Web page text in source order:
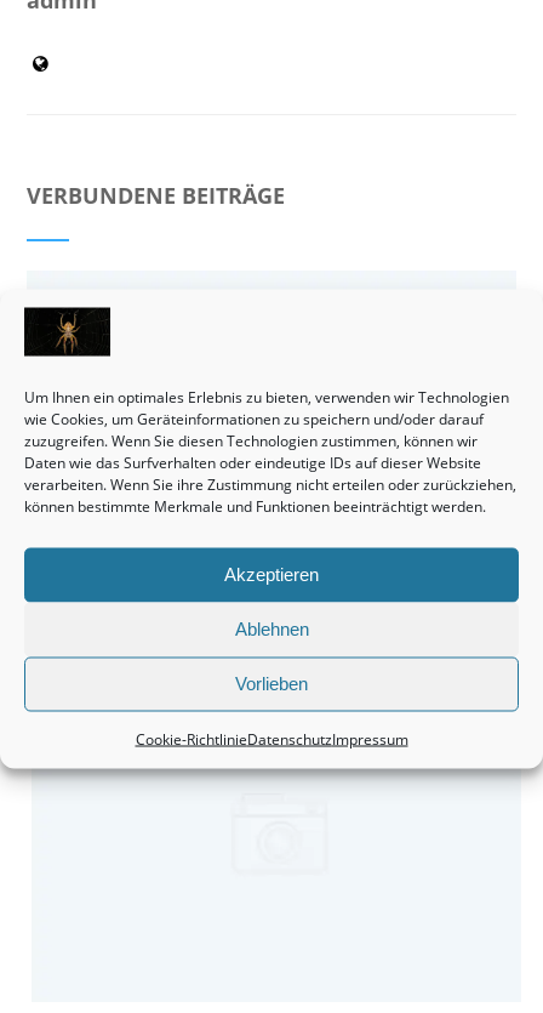
Um Ihnen ein optimales Erlebnis zu bieten, verwenden wir Technologien
wie Cookies, um Geräteinformationen zu speichern und/oder darauf
zuzugreifen. Wenn Sie diesen Technologien zustimmen, können wir
Daten wie das Surfverhalten oder eindeutige IDs auf dieser Website
verarbeiten. Wenn Sie ihre Zustimmung nicht erteilen oder zurückziehen,
können bestimmte Merkmale und Funktionen beeinträchtigt werden.
Akzeptieren
Ablehnen
Vorlieben
Cookie-RichtlinieDatenschutzImpressum
VERBUNDENE BEITRÄGE
Häuser bleiben tatsächlich eine wirklich interessante Sache.